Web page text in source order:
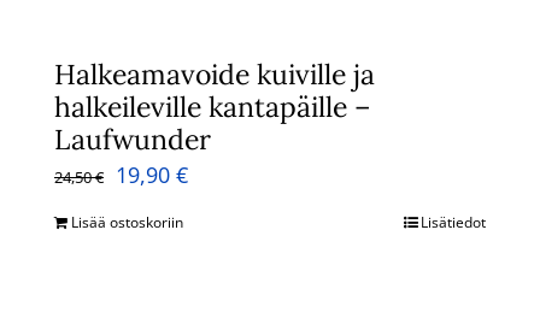
Halkeamavoide kuiville ja
halkeileville kantapäille –
Laufwunder
24,50€
Alkuperäinen
hinta
19,90 €Nykyinen
Lisää ostoskoriin Lisätiedot